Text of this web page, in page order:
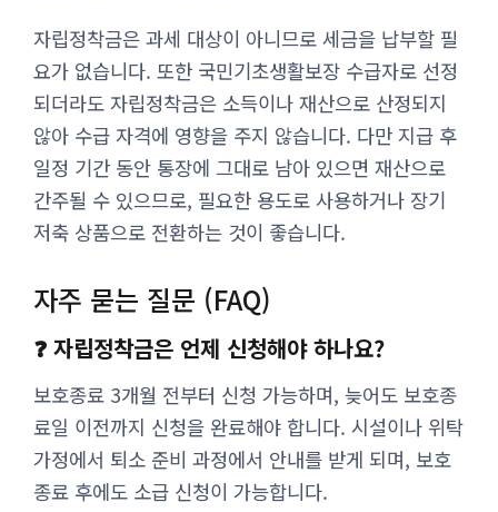
자립정착금은 과세 대상이 아니므로 세금을 납부할 필
요가 없습니다. 또한 국민기초생활보장 수급자로 선정
되더라도 자립정착금은 소득이나 재산으로 산정되지
않아 수급 자격에 영향을 주지 않습니다. 다만 지급 후
일정 기간 동안 통장에 그대로 남아 있으면 재산으로
간주될 수 있으므로, 필요한 용도로 사용하거나 장기
저축 상품으로 전환하는 것이 좋습니다.
자주 묻는 질문 (FAQ)
❓ 자립정착금은 언제 신청해야 하나요?
보호종료 3개월 전부터 신청 가능하며, 늦어도 보호종
료일 이전까지 신청을 완료해야 합니다. 시설이나 위탁
가정에서 퇴소 준비 과정에서 안내를 받게 되며, 보호
종료 후에도 소급 신청이 가능합니다.